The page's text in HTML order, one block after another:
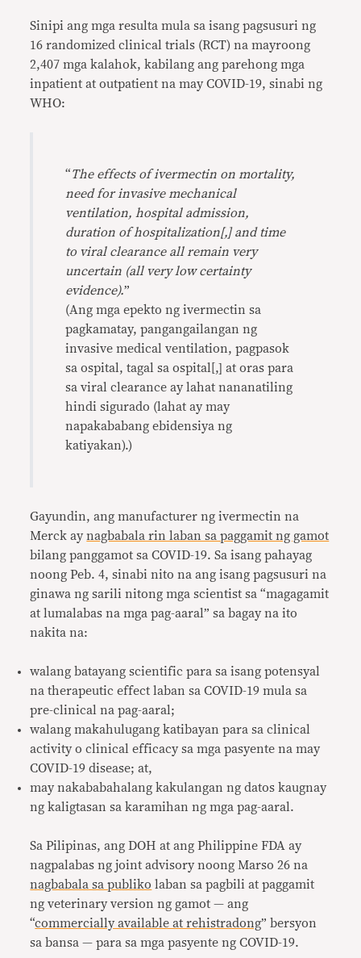
Sinipi ang mga resulta mula sa isang pagsusuri ng
16 randomized clinical trials (RCT) na mayroong
2,407 mga kalahok, kabilang ang parehong mga
inpatient at outpatient na may COVID-19, sinabi ng
WHO:
“The effects of ivermectin on mortality,
need for invasive mechanical
ventilation, hospital admission,
duration of hospitalization[,] and time
to viral clearance all remain very
uncertain (all very low certainty
evidence).”
(Ang mga epekto ng ivermectin sa
pagkamatay, pangangailangan ng
invasive medical ventilation, pagpasok
sa ospital, tagal sa ospital[,] at oras para
sa viral clearance ay lahat nananatiling
hindi sigurado (lahat ay may
napakababang ebidensiya ng
katiyakan).)
Gayundin, ang manufacturer ng ivermectin na
Merck aynagbabala rin laban sa paggamit ng gamot
bilang panggamot sa COVID-19. Sa isang pahayag
noong Peb. 4, sinabi nito na ang isang pagsusuri na
ginawa ng sarili nitong mga scientist sa “magagamit
at lumalabas na mga pag-aaral” sa bagay na ito
nakita na:
walang batayang scientific para sa isang potensyal
na therapeutic effect laban sa COVID-19 mula sa
pre-clinical na pag-aaral;
walang makahulugang katibayan para sa clinical
activity o clinical efficacy sa mga pasyente na may
COVID-19 disease; at,
may nakababahalang kakulangan ng datos kaugnay
ng kaligtasan sa karamihan ng mga pag-aaral.
Sa Pilipinas, ang DOH at ang Philippine FDA ay
nagpalabas ng joint advisory noong Marso 26 na
nagbabala sa publiko laban sa pagbili at paggamit
ng veterinary version ng gamot — ang
“commercially available at rehistradong” bersyon
sa bansa — para sa mga pasyente ng COVID-19.